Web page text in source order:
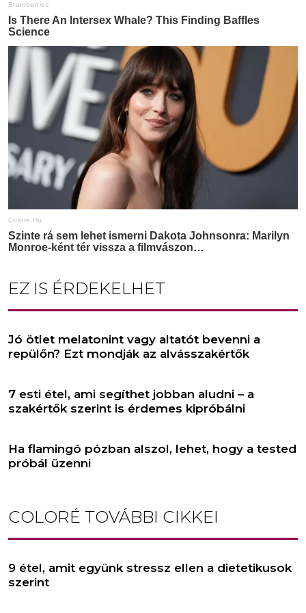
EZ IS ÉRDEKELHET
Jó ötlet melatonint vagy altatót bevenni a
repülőn? Ezt mondják az alvásszakértők
7 esti étel, ami segíthet jobban aludni – a
szakértők szerint is érdemes kipróbálni
Ha flamingó pózban alszol, lehet, hogy a tested
próbál üzenni
COLORÉ TOVÁBBI CIKKEI
9 étel, amit együnk stressz ellen a dietetikusok
szerint